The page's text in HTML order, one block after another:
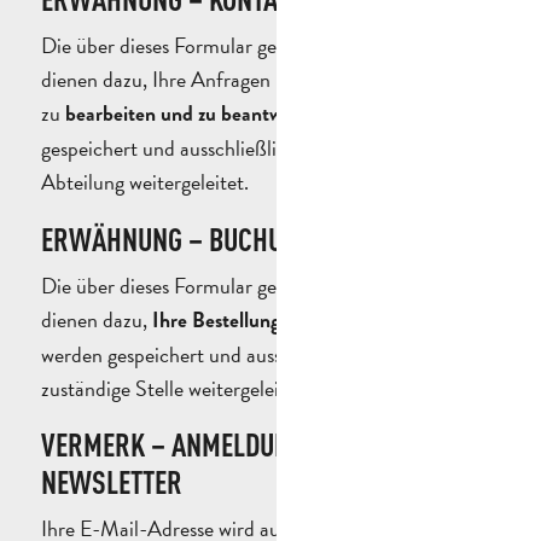
Die über dieses Formular gesammelten Informationen
dienen dazu, Ihre Anfragen und Informationsanfragen
zu bearbeiten und zu beantworten
gespeichert und ausschließlich an die zuständige
Abteilung weitergeleitet.
ERWÄHNUNG – BUCHUNGSFORMULAR
Die über dieses Formular gesammelten Informationen
dienen dazu, Ihre Bestellung zu bearbeiten
werden gespeichert und ausschließlich an die
zuständige Stelle weitergeleitet.
VERMERK – ANMELDUNG FÜR DEN
NEWSLETTER
Ihre E-Mail-Adresse wird ausschließlich dazu